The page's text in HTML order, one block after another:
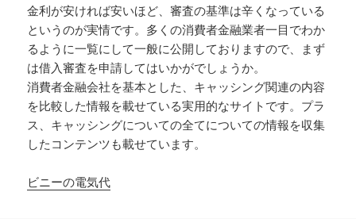
金利が安ければ安いほど、審査の基準は辛くなっている
というのが実情です。多くの消費者金融業者一目でわか
るように一覧にして一般に公開しておりますので、まず
は借入審査を申請してはいかがでしょうか。
消費者金融会社を基本とした、キャッシング関連の内容
を比較した情報を載せている実用的なサイトです。プラ
ス、キャッシングについての全てについての情報を収集
したコンテンツも載せています。
ビニーの電気代